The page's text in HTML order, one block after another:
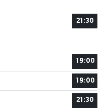
21:30
19:00
19:00
21:30